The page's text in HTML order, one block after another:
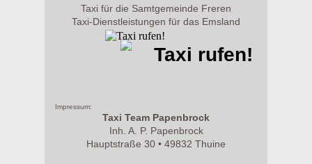
Impressum:
Taxi Team Papenbrock
Inh. A. P. Papenbrock
Hauptstraße 30 • 49832 Thuine
Taxi für die Samtgemeinde Freren
Taxi-Dienstleistungen für das Emsland
Taxi rufen!